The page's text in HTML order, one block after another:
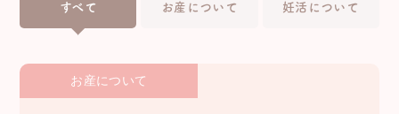
すべて お産について 妊活について
お産について